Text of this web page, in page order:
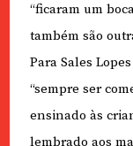
“ficaram um
também são
Para Sales
“sempre ser
ensinado às
lembrado aos